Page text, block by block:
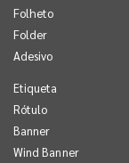
Folheto
Folder
Adesivo
Etiqueta
Rótulo
Banner
Wind Banner